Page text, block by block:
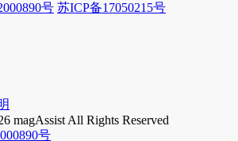
号 苏ICP备17050215号
magAssist All Rights Reserved
号